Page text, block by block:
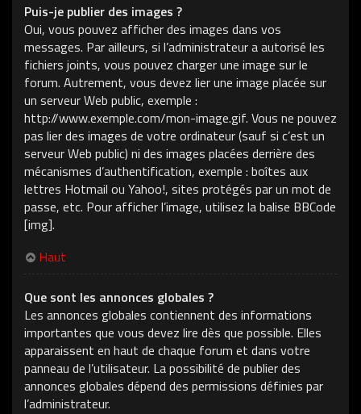
Puis-je publier des images ?
Oui, vous pouvez afficher des images dans vos
messages. Par ailleurs, si l’administrateur a autorisé les
fichiers joints, vous pouvez charger une image sur le
forum. Autrement, vous devez lier une image placée sur
un serveur Web public, exemple :
http://www.exemple.com/mon-image.gif. Vous ne pouvez
pas lier des images de votre ordinateur (sauf si c’est un
serveur Web public) ni des images placées derrière des
mécanismes d’authentification, exemple : boîtes aux
lettres Hotmail ou Yahoo!, sites protégés par un mot de
passe, etc. Pour afficher l’image, utilisez la balise BBCode
[img].
Haut
Que sont les annonces globales ?
Les annonces globales contiennent des informations
importantes que vous devez lire dès que possible. Elles
apparaissent en haut de chaque forum et dans votre
panneau de l’utilisateur. La possibilité de publier des
annonces globales dépend des permissions définies par
l’administrateur.